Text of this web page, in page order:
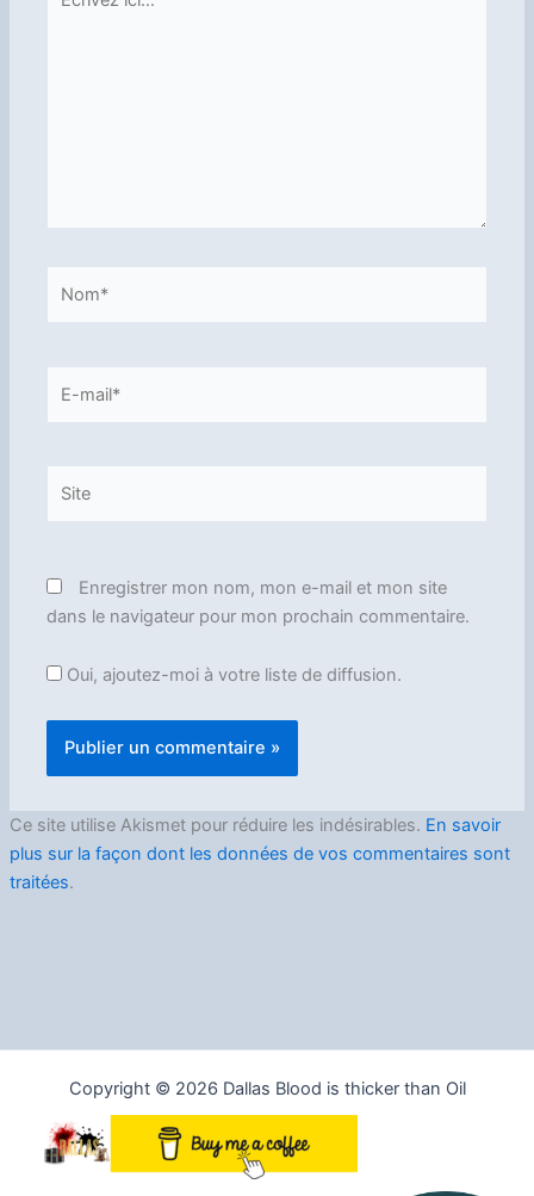
ici…
mail*
Enregistrer mon nom, mon e-mail et mon site
dans le navigateur pour mon prochain commentaire.
Oui, ajoutez-moi à votre liste de diffusion.
Ce site utilise Akismet pour réduire les indésirables. En savoir
plus sur la façon dont les données de vos commentaires sont
traitées.
Copyright © 2026 Dallas Blood is thicker than Oil